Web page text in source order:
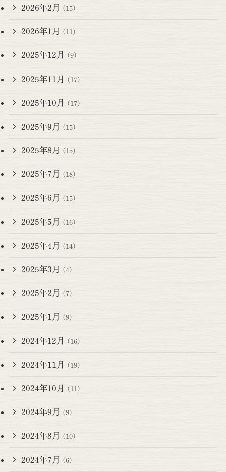
2026年2月 (15)
2026年1月 (11)
2025年12月 (9)
2025年11月 (17)
2025年10月 (17)
2025年9月 (15)
2025年8月 (15)
2025年7月 (18)
2025年6月 (15)
2025年5月 (16)
2025年4月 (14)
2025年3月 (4)
2025年2月 (7)
2025年1月 (9)
2024年12月 (16)
2024年11月 (19)
2024年10月 (11)
2024年9月 (9)
2024年8月 (10)
2024年7月 (6)